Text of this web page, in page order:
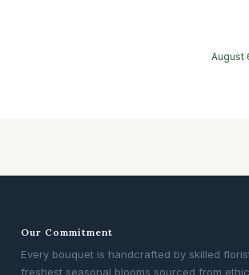
August
Our Commitment
Every bouquet is handcrafted by skilled
freshest seasonal blooms sourced from